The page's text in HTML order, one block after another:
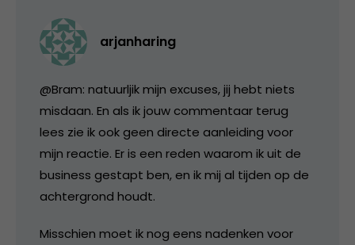
arjanharing
@Bram: natuurljik mijn excuses, jij hebt niets
misdaan. En als ik jouw commentaar terug
lees zie ik ook geen directe aanleiding voor
mijn reactie. Er is een reden waarom ik uit de
business gestapt ben, en ik mij al tijden op de
achtergrond houdt.
Misschien moet ik nog eens nadenken voor